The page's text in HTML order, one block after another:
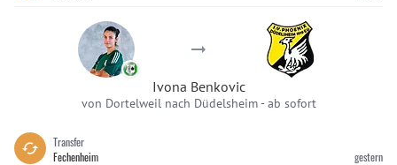
Ivona Benkovic
von Dortelweil nach Düdelsheim-ab sofort
Transfer
Fechenheim
gestern